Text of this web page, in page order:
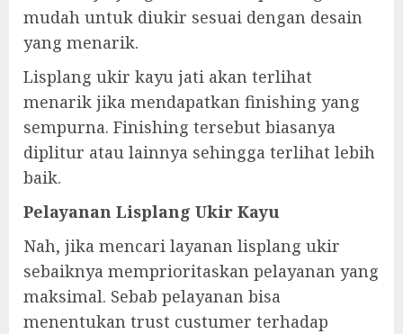
mudah untuk diukir sesuai dengan desain
yang menarik.
Lisplang ukir kayu jati akan terlihat
menarik jika mendapatkan finishing yang
sempurna. Finishing tersebut biasanya
diplitur atau lainnya sehingga terlihat lebih
baik.
Pelayanan Lisplang Ukir Kayu
Nah, jika mencari layanan lisplang ukir
sebaiknya memprioritaskan pelayanan yang
maksimal. Sebab pelayanan bisa
menentukan trust custumer terhadap